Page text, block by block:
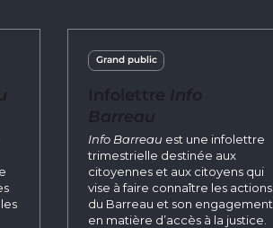
Grand public
Info Barreau est une infolettre
trimestrielle destinée aux
citoyennes et aux citoyens qui
vise à faire connaître les actions
du Barreau et son engagement
en matière d’accès à la justice.